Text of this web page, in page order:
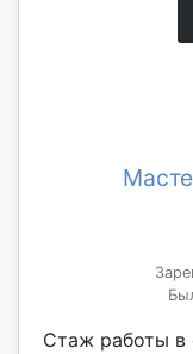
Стаж работы в